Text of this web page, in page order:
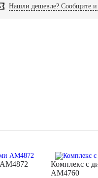
Нашли дешевле? Сообщите и
Комплекс с
AM4760